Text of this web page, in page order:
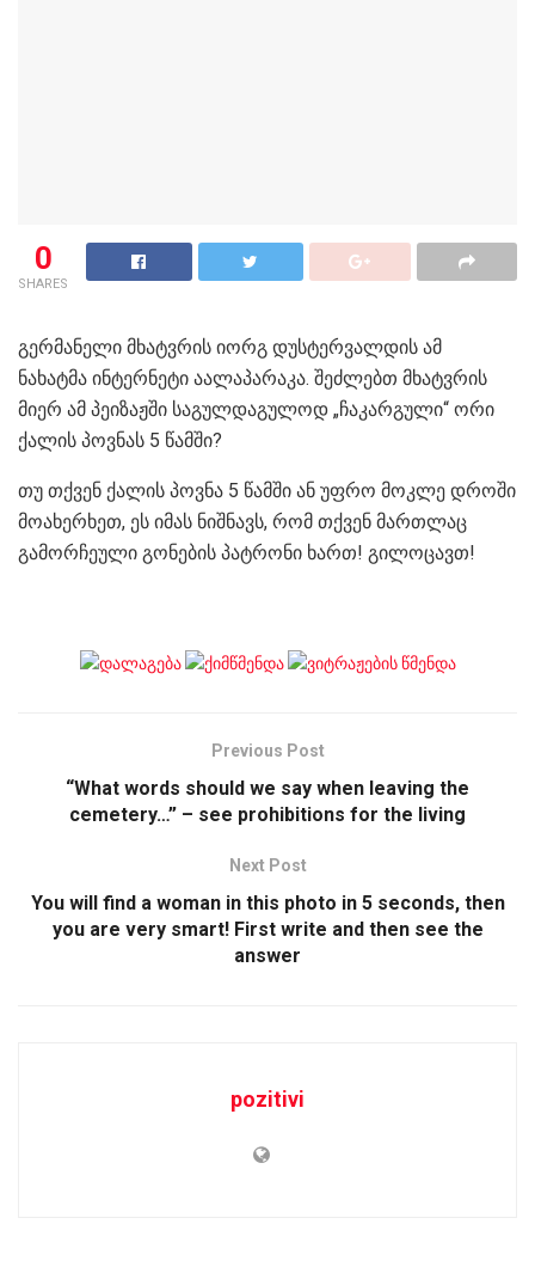
0
SHARES
გერმანელი მხატვრის იორგ დუსტერვალდის ამ
ნახატმა ინტერნეტი აალაპარაკა. შეძლებთ მხატვრის
მიერ ამ პეიზაჟში საგულდაგულოდ „ჩაკარგული“ ორი
ქალის პოვნას 5 წამში?
თუ თქვენ ქალის პოვნა 5 წამში ან უფრო მოკლე დროში
მოახერხეთ, ეს იმას ნიშნავს, რომ თქვენ მართლაც
გამორჩეული გონების პატრონი ხართ! გილოცავთ!
Previous Post
“What words should we say when leaving the
cemetery…” – see prohibitions for the living
Next Post
You will find a woman in this photo in 5 seconds, then
you are very smart! First write and then see the
answer
pozitivi